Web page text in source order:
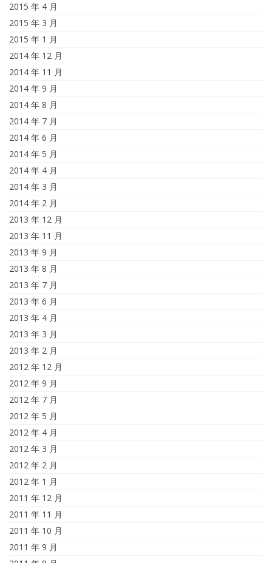
2015 年 4 月
2015 年 3 月
2015 年 1 月
2014 年 12 月
2014 年 11 月
2014 年 9 月
2014 年 8 月
2014 年 7 月
2014 年 6 月
2014 年 5 月
2014 年 4 月
2014 年 3 月
2014 年 2 月
2013 年 12 月
2013 年 11 月
2013 年 9 月
2013 年 8 月
2013 年 7 月
2013 年 6 月
2013 年 4 月
2013 年 3 月
2013 年 2 月
2012 年 12 月
2012 年 9 月
2012 年 7 月
2012 年 5 月
2012 年 4 月
2012 年 3 月
2012 年 2 月
2012 年 1 月
2011 年 12 月
2011 年 11 月
2011 年 10 月
2011 年 9 月